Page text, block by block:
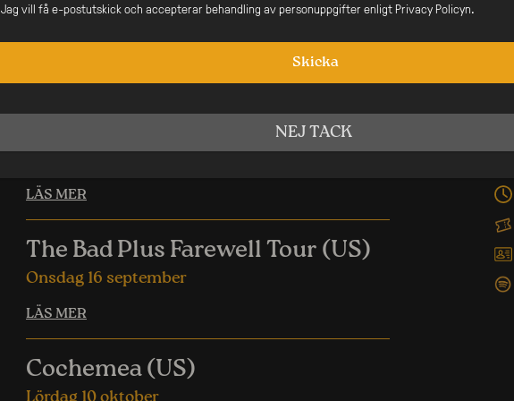
Tichi Yeh – fiol
Liknande Evenemang
Svante Söderqvist – THE ROCKET
LÄS MER
The Bad Plus Farewell Tour (US)
Onsdag 16 september
LÄS MER
Cochemea (US)
Jag vill få e-postutskick och accepterar behandling av personuppgifter enligt Privacy Policyn.
Skicka
NEJ TACK